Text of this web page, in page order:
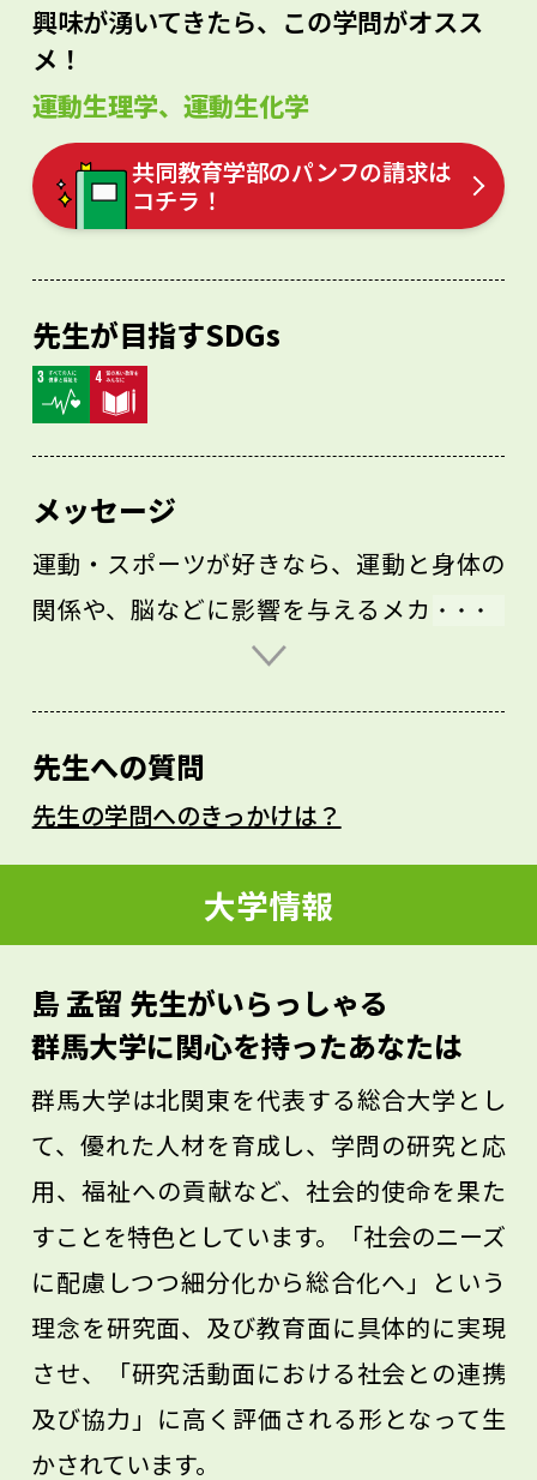
興味が湧いてきたら、この学問がオスス
メ！
運動生理学、運動生化学
共同教育学部のパンフの請求は
コチラ！
先生が目指すSDGs
メッセージ
運動・スポーツが好きなら、運動と身体の
関係や、脳などに影響を与えるメカニズム
にも、ぜひ興味を持ってください。また、
ぜやるのか」、「どう工夫すればより効果
が出るのか」を意識してみてください。考
える習慣は、大学での学びに大いに役立つ
はずです。教育学部で保健体育分野を学ぶ
場合、運動の科学的な効果を研究するだけ
方法についても考えることができます。ス
ポーツをするだけでなく教えることにも興
味があるなら、ぜひ一緒に学んでみません
か？
先生への質問
先生の学問へのきっかけは？
大学情報
島 孟留 先生がいらっしゃる
群馬大学に関心を持ったあなたは
群馬大学は北関東を代表する総合大学とし
て、優れた人材を育成し、学問の研究と応
用、福祉への貢献など、社会的使命を果た
すことを特色としています。「社会のニーズ
に配慮しつつ細分化から総合化へ」という
理念を研究面、及び教育面に具体的に実現
させ、「研究活動面における社会との連携
及び協力」に高く評価される形となって生
かされています。